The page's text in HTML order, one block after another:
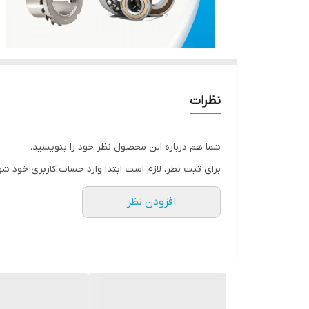
نظرات
شما هم درباره این محصول نظر خود را بنویسید.
برای ثبت نظر، لازم است ابتدا وارد حساب کاربری خود
افزودن نظر